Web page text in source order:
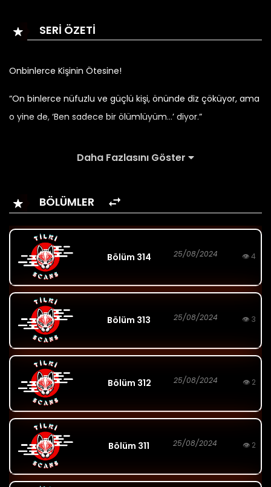
SERI ÖZETI
Onbinlerce Kişinin Ötesine!
“On binlerce nüfuzlu ve güçlü kişi, önünde diz çöküyor, ama
o yine de, ‘Ben sadece bir ölümlüyüm…’ diyor.”
Daha Fazlasını Göster
BÖLÜMLER
Bölüm 314 25/08/2024 👁 4
Bölüm 313 25/08/2024 👁 3
Bölüm 312 25/08/2024 👁 2
Bölüm 311 25/08/2024 👁 2